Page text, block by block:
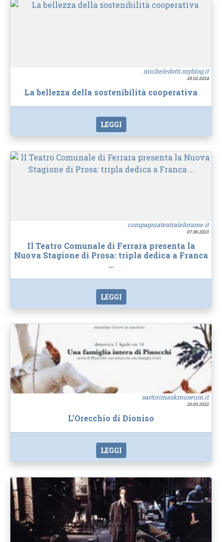
micheledotti.myblog.it
25.02.2024
La bellezza della sostenibilità cooperativa
LEGGI
compagniateatraleforame.it
07.06.2023
Il Teatro Comunale di Ferrara presenta la
Nuova Stagione di Prosa: tripla dedica a Franca
…
LEGGI
sartorimaskmuseum.it
20.03.2022
L’Orecchio di Dioniso
LEGGI